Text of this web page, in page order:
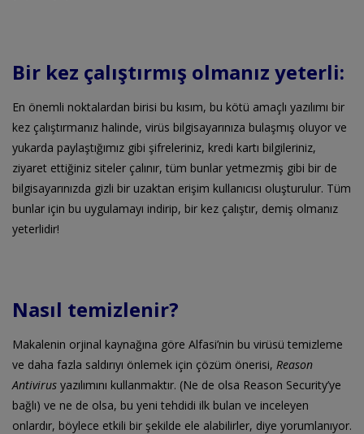
Bir kez çalıştırmış olmanız yeterli:
En önemli noktalardan birisi bu kısım, bu kötü amaçlı yazılımı bir
kez çalıştırmanız halinde, virüs bilgisayarınıza bulaşmış oluyor ve
yukarda paylaştığımız gibi şifreleriniz, kredi kartı bilgileriniz,
ziyaret ettiğiniz siteler çalınır, tüm bunlar yetmezmiş gibi bir de
bilgisayarınızda gizli bir uzaktan erişim kullanıcısı oluşturulur. Tüm
bunlar için bu uygulamayı indirip, bir kez çalıştır, demiş olmanız
yeterlidir!
Nasıl temizlenir?
Makalenin orjinal kaynağına göre Alfasi’nin bu virüsü temizleme
ve daha fazla saldırıyı önlemek için çözüm önerisi, Reason
Antivirus yazılımını kullanmaktır. (Ne de olsa Reason Security’ye
bağlı) ve ne de olsa, bu yeni tehdidi ilk bulan ve inceleyen
onlardır, böylece etkili bir şekilde ele alabilirler, diye yorumlanıyor.